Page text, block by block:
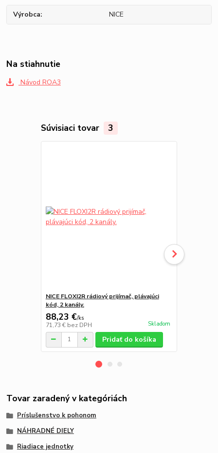
Výrobca NICE
Na stiahnutie
Návod ROA3
Súvisiaci tovar 3
NICE FLOXI2R rádiový prijímač, plávajúci
kód, 2 kanály.
88,23 €/ks
71,73 € bez DPH Skladom
Pridať do košíka
Tovar zaradený v kategóriách
Príslušenstvo k pohonom
NÁHRADNÉ DIELY
Riadiace jednotky